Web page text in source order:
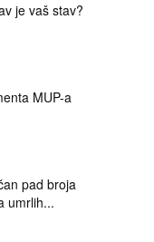
je vaš stav?
MUP-a
pad broja
umrlih...